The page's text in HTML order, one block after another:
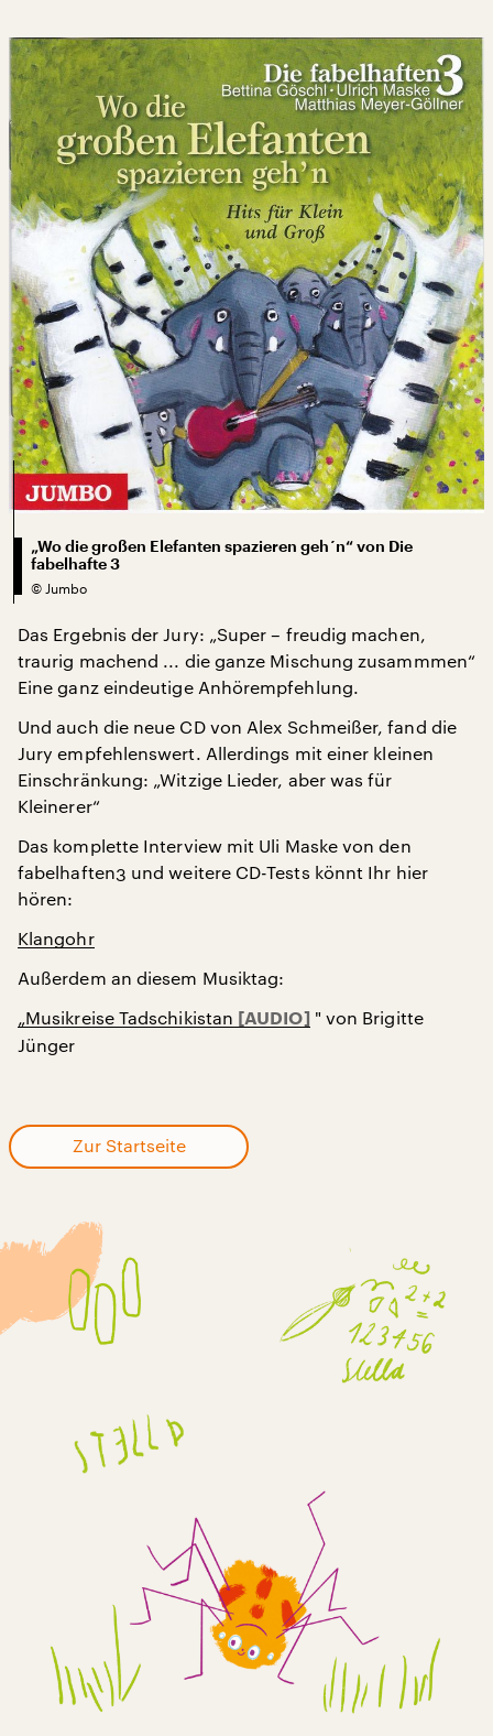
„Wo die großen Elefanten spazieren geh´n“ von Die
fabelhafte 3
© Jumbo
Das Ergebnis der Jury: „Super – freudig machen,
traurig machend ... die ganze Mischung zusammmen“
Eine ganz eindeutige Anhörempfehlung.
Und auch die neue CD von Alex Schmeißer, fand die
Jury empfehlenswert. Allerdings mit einer kleinen
Einschränkung: „Witzige Lieder, aber was für
Kleinerer“
Das komplette Interview mit Uli Maske von den
fabelhaften3 und weitere CD-Tests könnt Ihr hier
hören:
Klangohr
Außerdem an diesem Musiktag:
„Musikreise Tadschikistan
" von Brigitte
Jünger
Zur Startseite